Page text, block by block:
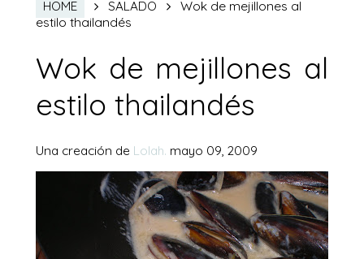
HOME SALADO
Wok de mejillones al
estilo thailandés
Wok de mejillones al
estilo thailandés
Una creación de Lolah. mayo 09, 2009